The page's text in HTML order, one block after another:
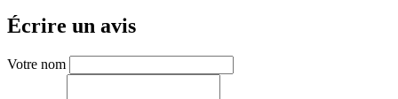
Écrire un avis
Votre nom